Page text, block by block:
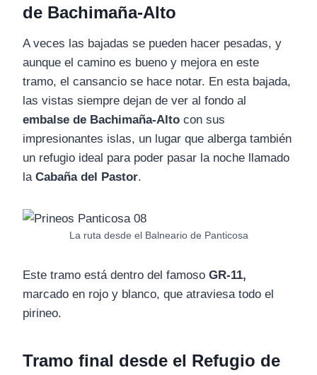
de Bachimaña-Alto
A veces las bajadas se pueden hacer pesadas, y
aunque el camino es bueno y mejora en este
tramo, el cansancio se hace notar. En esta bajada,
las vistas siempre dejan de ver al fondo al
embalse de Bachimaña-Alto con sus
impresionantes islas, un lugar que alberga también
un refugio ideal para poder pasar la noche llamado
la Cabaña del Pastor.
La ruta desde el Balneario de Panticosa
Este tramo está dentro del famoso GR-11,
marcado en rojo y blanco, que atraviesa todo el
pirineo.
Tramo final desde el Refugio de